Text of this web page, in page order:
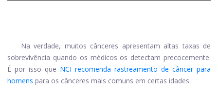
Na verdade, muitos cânceres apresentam altas taxas de
sobrevivência quando os médicos os detectam precocemente.
É por isso que NCI recomenda rastreamento de câncer para
homens para os cânceres mais comuns em certas idades.